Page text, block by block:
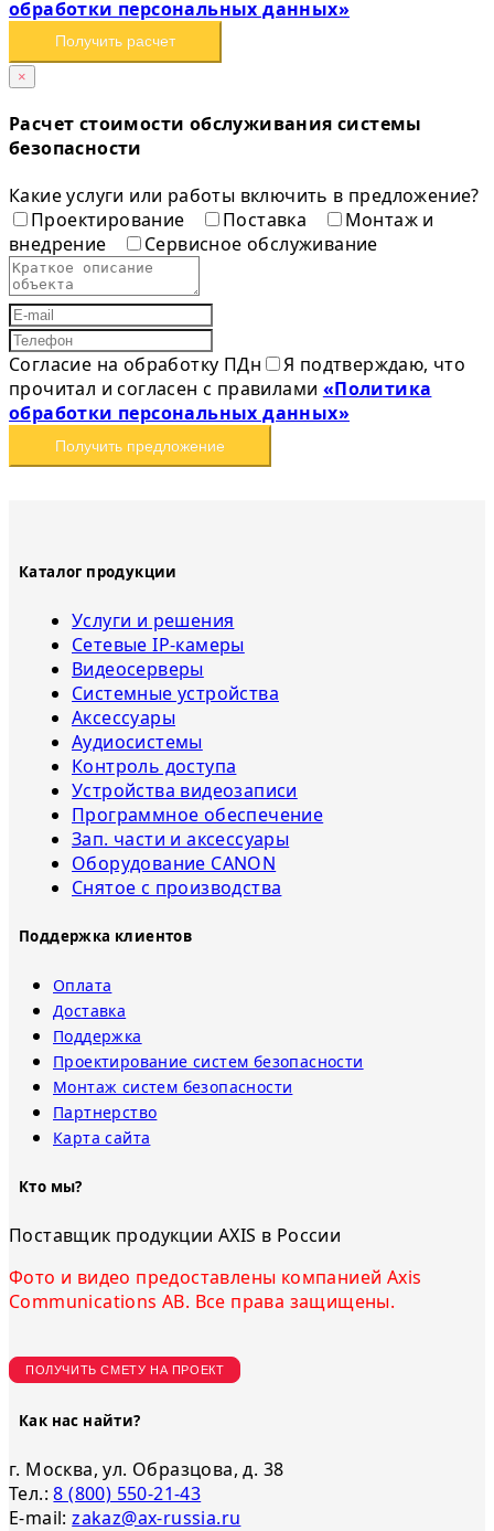
обработки персональных данных»
Получить расчет
×
Расчет стоимости обслуживания системы
безопасности
Какие услуги или работы включить в предложение?
Проектирование
Поставка
Монтаж и
внедрение
Сервисное обслуживание
Согласие на обработку ПДн
Я подтверждаю, что
прочитал и согласен с правилами «Политика
обработки персональных данных»
Получить предложение
Каталог продукции
Услуги и решения
Сетевые IP-камеры
Видеосерверы
Системные устройства
Аксессуары
Аудиосистемы
Контроль доступа
Устройства видеозаписи
Программное обеспечение
Зап. части и аксессуары
Оборудование CANON
Снятое с прoизвoдства
Поддержка клиентов
Оплата
Доставка
Поддержка
Проектирование систем безопасности
Монтаж систем безопасности
Партнерство
Карта сайта
Кто мы?
Поставщик продукции AXIS в России
Фото и видео предоставлены компанией Axis
Communications AB. Все права защищены.
ПОЛУЧИТЬ СМЕТУ НА ПРОЕКТ
Как нас найти?
г. Москва, ул. Образцова, д. 38
Тел.:8 (800) 550-21-43
E-mail:zakaz@ax-russia.ru